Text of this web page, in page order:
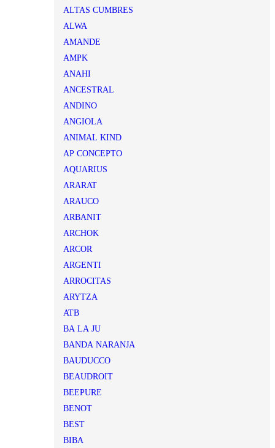
ALTAS CUMBRES
ALWA
AMANDE
AMPK
ANAHI
ANCESTRAL
ANDINO
ANGIOLA
ANIMAL KIND
AP CONCEPTO
AQUARIUS
ARARAT
ARAUCO
ARBANIT
ARCHOK
ARCOR
ARGENTI
ARROCITAS
ARYTZA
ATB
BA LA JU
BANDA NARANJA
BAUDUCCO
BEAUDROIT
BEEPURE
BENOT
BEST
BIBA